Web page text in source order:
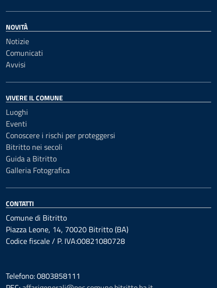
NOVITÀ
Notizie
Comunicati
Avvisi
VIVERE IL COMUNE
Luoghi
Eventi
Conoscere i rischi per proteggersi
Bitritto nei secoli
Guida a Bitritto
Galleria Fotografica
CONTATTI
Comune di Bitritto
Piazza Leone, 14, 70020 Bitritto (BA)
Codice fiscale / P. IVA:00821080728
Telefono: 0803858111